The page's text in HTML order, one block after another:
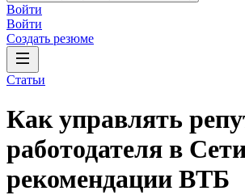
Войти
Войти
Создать резюме
Статьи
Как управлять
работодателя в
рекомендации ВТБ